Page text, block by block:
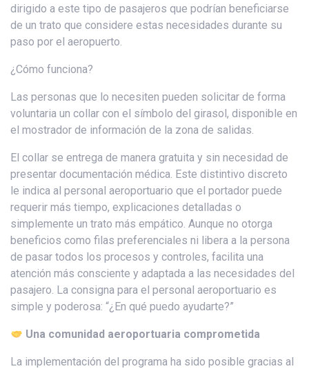
dirigido a este tipo de pasajeros que podrían beneficiarse
de un trato que considere estas necesidades durante su
paso por el aeropuerto.
¿Cómo funciona?
Las personas que lo necesiten pueden solicitar de forma
voluntaria un collar con el símbolo del girasol, disponible en
el mostrador de información de la zona de salidas.
El collar se entrega de manera gratuita y sin necesidad de
presentar documentación médica. Este distintivo discreto
le indica al personal aeroportuario que el portador puede
requerir más tiempo, explicaciones detalladas o
simplemente un trato más empático. Aunque no otorga
beneficios como filas preferenciales ni libera a la persona
de pasar todos los procesos y controles, facilita una
atención más consciente y adaptada a las necesidades del
pasajero. La consigna para el personal aeroportuario es
simple y poderosa: “¿En qué puedo ayudarte?”
Una comunidad aeroportuaria comprometida
La implementación del programa ha sido posible gracias al